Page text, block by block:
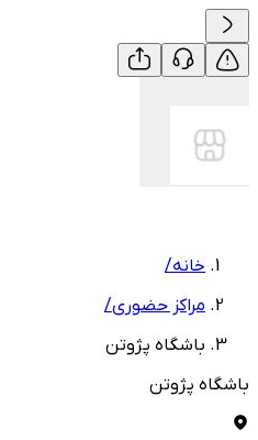
خانه/
مراکز حضوری/
باشگاه پژوتن
باشگاه پژوتن